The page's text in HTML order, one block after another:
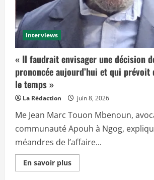
Interviews
« Il faudrait envisager une décision
prononcée aujourd’hui et qui prévoit
le temps »
La Rédaction juin 8, 2026
Me Jean Marc Touon Mbenoun,
communauté Apouh à Ngog,
méandres de l’affaire...
En savoir plusE
n